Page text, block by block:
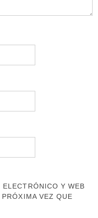
Y WEB
VEZ QUE